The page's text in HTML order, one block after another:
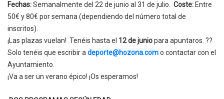
Fechas:Semanalmente del 22 de junio al 31 de julio. Coste: Entre
50€ y 80€ por semana (dependiendo del número total de
inscritos).
¡Las plazas vuelan! Tenéis hasta el 12 de juniopara apuntaros. ??
Solo tenéis que escribir adeporte@hozona.como contactar con el
Ayuntamiento.
¡Va a ser un verano épico! ¡Os esperamos!